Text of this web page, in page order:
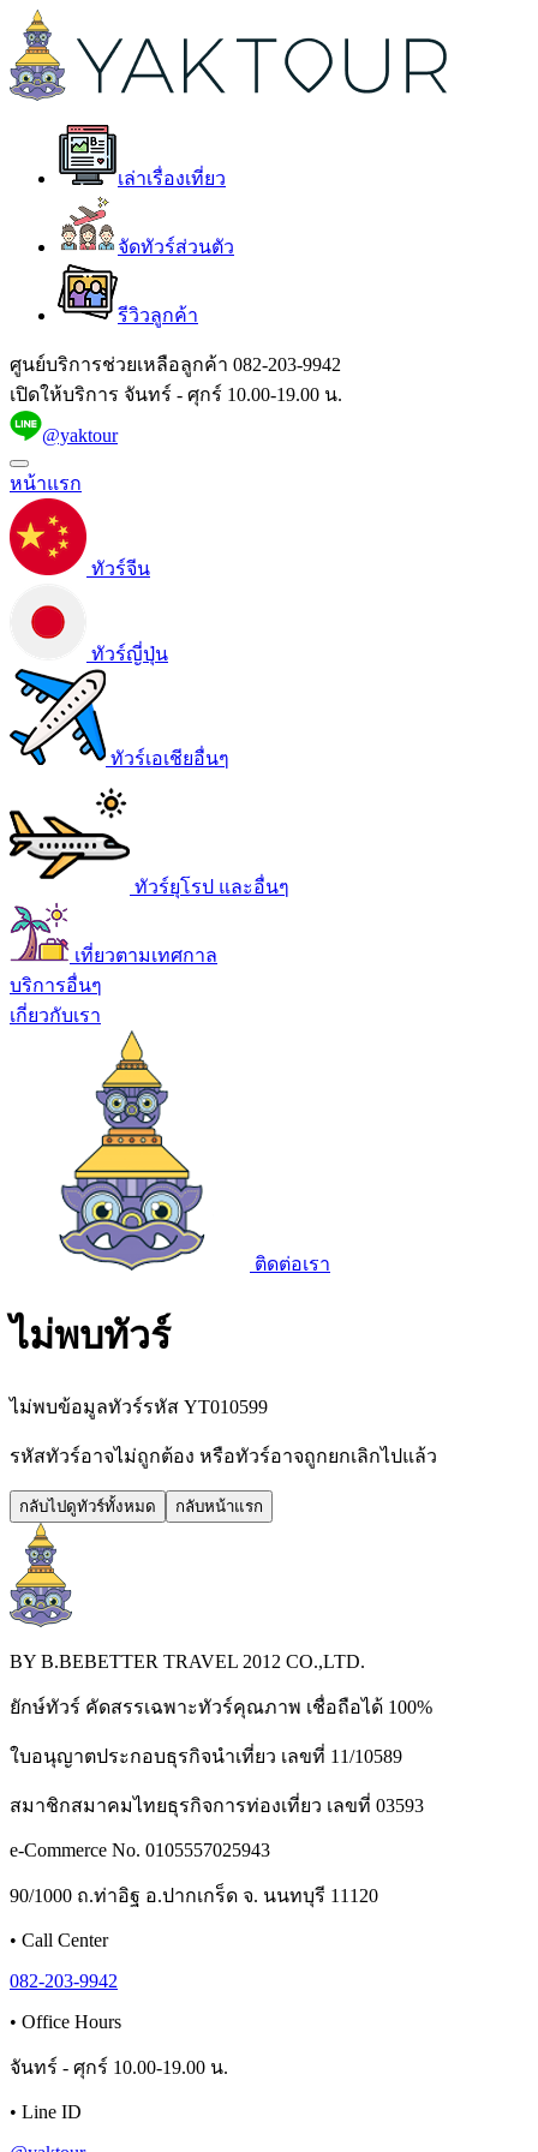
เล่าเรื่องเที่ยว
จัดทัวร์ส่วนตัว
รีวิวลูกค้า
ศูนย์บริการช่วยเหลือลูกค้า 082-203-9942
เปิดให้บริการ จันทร์ - ศุกร์ 10.00-19.00 น.
@yaktour
หน้าแรก
ทัวร์จีน
ทัวร์ญี่ปุ่น
ทัวร์เอเชียอื่นๆ
ทัวร์ยุโรป และอื่นๆ
เที่ยวตามเทศกาล
บริการอื่นๆ
เกี่ยวกับเรา
ติดต่อเรา
ไม่พบทัวร์
ไม่พบข้อมูลทัวร์รหัส YT010599
รหัสทัวร์อาจไม่ถูกต้อง หรือทัวร์อาจถูกยกเลิกไปแล้ว
กลับไปดูทัวร์ทั้งหมด กลับหน้าแรก
BY B.BEBETTER TRAVEL 2012 CO.,LTD.
ยักษ์ทัวร์ คัดสรรเฉพาะทัวร์คุณภาพ เชื่อถือได้ 100%
ใบอนุญาตประกอบธุรกิจนำเที่ยว เลขที่ 11/10589
สมาชิกสมาคมไทยธุรกิจการท่องเที่ยว เลขที่ 03593
e-Commerce No. 0105557025943
90/1000 ถ.ท่าอิฐ อ.ปากเกร็ด จ. นนทบุรี 11120
• Call Center
082-203-9942
• Office Hours
จันทร์ - ศุกร์ 10.00-19.00 น.
• Line ID